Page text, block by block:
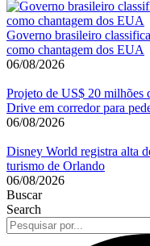
Governo brasileiro
como chantagem dos EUA
06/08/2026
Projeto de US$ 20 milhões
Drive em corredor para
06/08/2026
Disney World registra alta
turismo de Orlando
06/08/2026
Buscar
Search